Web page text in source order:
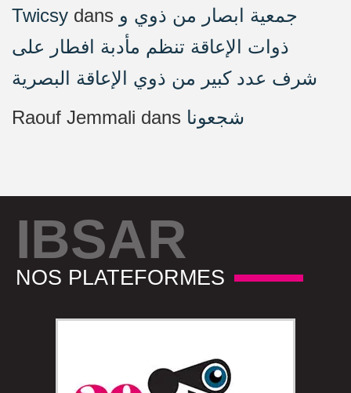
Twicsy dans جمعية ابصار من ذوي و
ذوات الإعاقة تنظم مأدبة افطار على
شرف عدد كبير من ذوي الإعاقة البصرية
Raouf Jemmali dans شجعونا
IBSAR
NOS PLATEFORMES